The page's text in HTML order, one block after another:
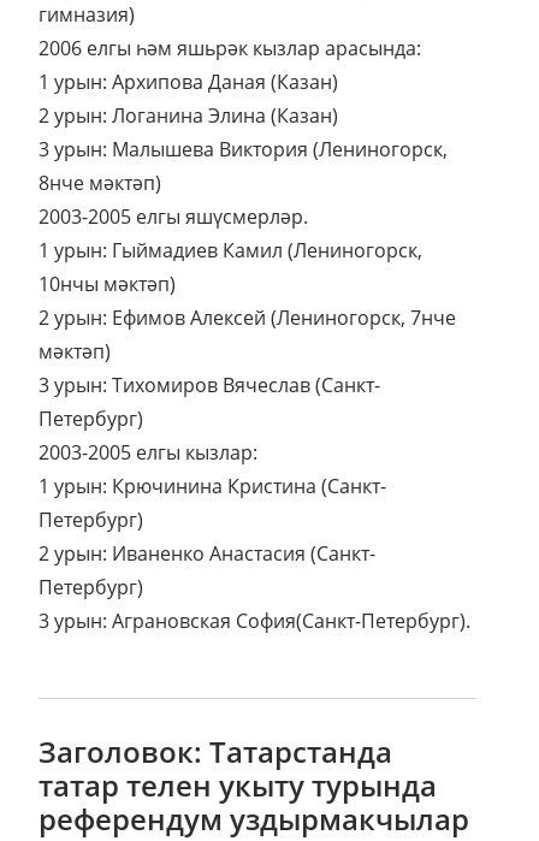
гимназия)
2006 елгы һәм яшьрәк кызлар арасында:
1 урын: Архипова Даная (Казан)
2 урын: Логанина Элина (Казан)
3 урын: Малышева Виктория (Лениногорск,
8нче мәктәп)
2003-2005 елгы яшүсмерләр.
1 урын: Гыймадиев Камил (Лениногорск,
10нчы мәктәп)
2 урын: Ефимов Алексей (Лениногорск, 7нче
мәктәп)
3 урын: Тихомиров Вячеслав (Санкт-
Петербург)
2003-2005 елгы кызлар:
1 урын: Крючинина Кристина (Санкт-
Петербург)
2 урын: Иваненко Анастасия (Санкт-
Петербург)
3 урын: Аграновская София(Санкт-Петербург).
Заголовок: Татарстанда
татар телен укыту турында
референдум уздырмакчылар